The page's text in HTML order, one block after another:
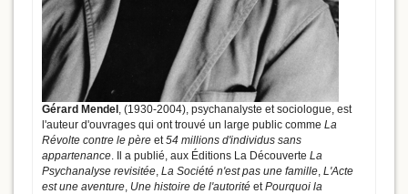
Gérard Mendel, (1930-2004), psychanalyste et sociologue, est
l'auteur d'ouvrages qui ont trouvé un large public comme La
Révolte contre le père et54 millions d'individus sans
appartenance. Il a publié, aux Éditions La Découverte La
Psychanalyse revisitée, La Société n'est pas une famille, L'Acte
est une aventure, Une histoire de l'autorité etPourquoi la